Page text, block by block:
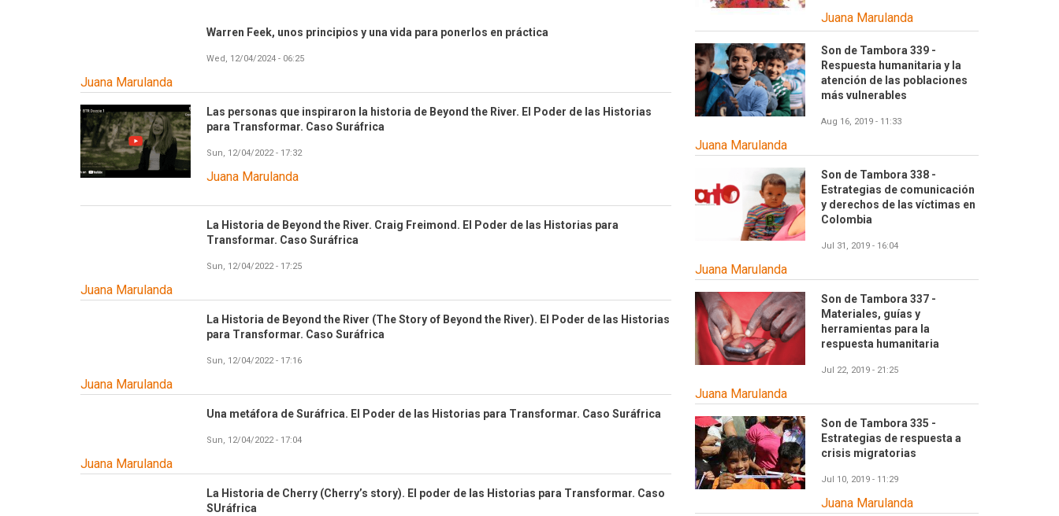
Warren Feek, unos principios y una vida para ponerlos en práctica
Wed, 12/04/2024 - 06:25
Juana Marulanda
Las personas que inspiraron la historia de Beyond the River. El Poder de las Historias
para Transformar. Caso Suráfrica
Sun, 12/04/2022 - 17:32
Juana Marulanda
La Historia de Beyond the River. Craig Freimond. El Poder de las Historias para
Transformar. Caso Suráfrica
Sun, 12/04/2022 - 17:25
Juana Marulanda
La Historia de Beyond the River (The Story of Beyond the River). El Poder de las Historias
para Transformar. Caso Suráfrica
Sun, 12/04/2022 - 17:16
Juana Marulanda
Una metáfora de Suráfrica. El Poder de las Historias para Transformar. Caso Suráfrica
Sun, 12/04/2022 - 17:04
Juana Marulanda
La Historia de Cherry (Cherry’s story). El poder de las Historias para Transformar. Caso
SUráfrica
Juana Marulanda
Son de Tambora 339 -
Respuesta humanitaria y la
atención de las poblaciones
más vulnerables
Aug 16, 2019 - 11:33
Juana Marulanda
Son de Tambora 338 -
Estrategias de comunicación
y derechos de las víctimas en
Colombia
Jul 31, 2019 - 16:04
Juana Marulanda
Son de Tambora 337 -
Materiales, guías y
herramientas para la
respuesta humanitaria
Jul 22, 2019 - 21:25
Juana Marulanda
Son de Tambora 335 -
Estrategias de respuesta a
crisis migratorias
Jul 10, 2019 - 11:29
Juana Marulanda